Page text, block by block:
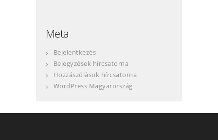
Meta
Bejelentkezés
Bejegyzések hírcsatorna
Hozzászólások hírcsatorna
WordPress Magyarország